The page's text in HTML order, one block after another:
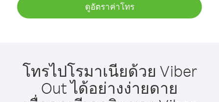
ดูอัตราค่าโทร
โทรไปโรมาเนียด้วย Viber
Out ได้อย่างง่ายดาย